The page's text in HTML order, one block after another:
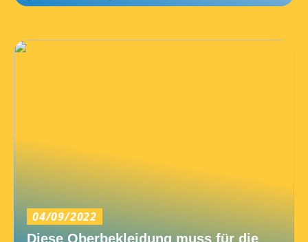
04/09/2022
Diese Oberbekleidung muss für die